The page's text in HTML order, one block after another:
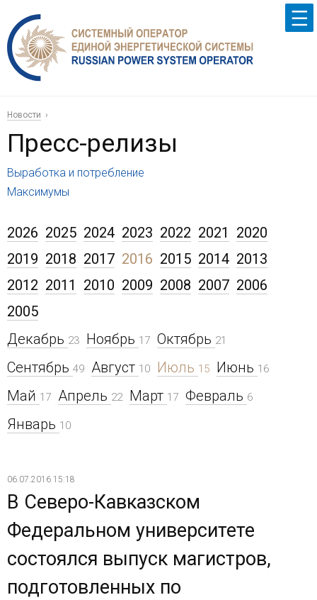
Новости
Пресс-релизы
Выработка и потребление
Максимумы
2026 2025 2024 2023 2022 2021
2020
2019 2018 2017 2016
Декабрь 23 Ноябрь 17 Октябрь 21
Сентябрь 49 Август 10 Июль 15 Июнь 16
Май 17 Апрель 22 Март 17 Февраль 6
Январь 10
2015 2014 2013
2012 2011 2010 2009 2008 2007 2006
2005
06.07.2016 15:18
В Северо-Кавказском
Федеральном университете
состоялся выпуск магистров,
подготовленных по